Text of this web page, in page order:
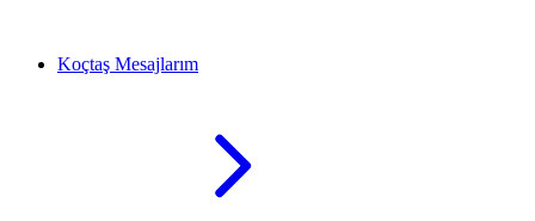
Koçtaş Mesajlarım